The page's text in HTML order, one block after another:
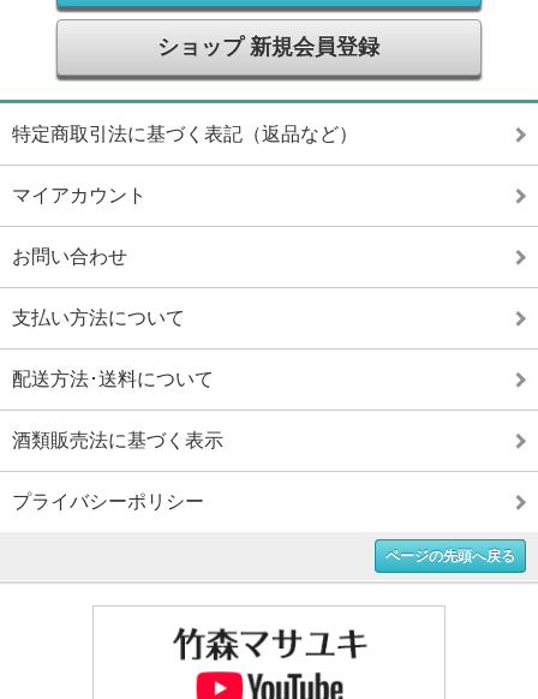
ショップ 新規会員登録
特定商取引法に基づく表記（返品など）
マイアカウント
お問い合わせ
支払い方法について
配送方法･送料について
酒類販売法に基づく表示
プライバシーポリシー
ページの先頭へ戻る